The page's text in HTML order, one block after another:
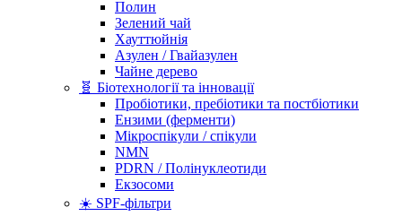
Полин
Зелений чай
Хауттюйнія
Азулен / Гвайазулен
Чайне дерево
🧬 Біотехнології та інновації
Пробіотики, пребіотики та постбіотики
Ензими (ферменти)
Мікроспікули / спікули
NMN
PDRN / Полінуклеотиди
Екзосоми
☀️ SPF-фільтри